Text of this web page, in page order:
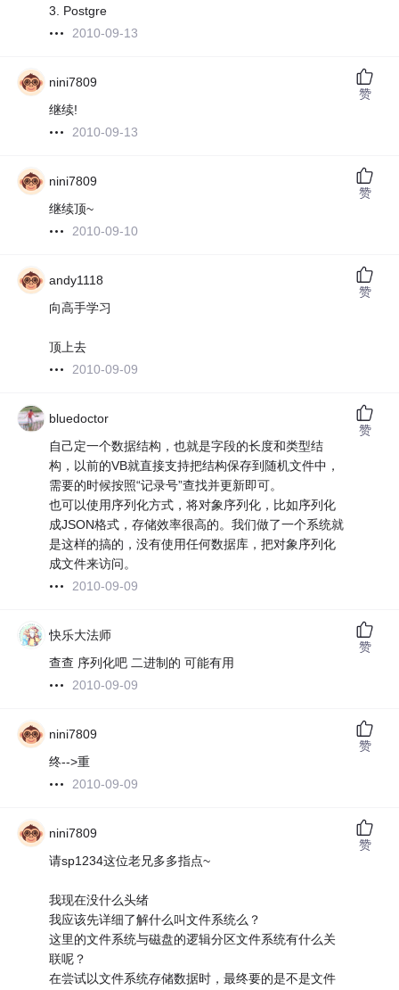
3. Postgre
2010-09-13
nini7809
继续!
2010-09-13
赞
nini7809
继续顶~
2010-09-10
赞
andy1118
向高手学习
顶上去
2010-09-09
赞
bluedoctor
自己定一个数据结构，也就是字段的长度和类型结
构，以前的VB就直接支持把结构保存到随机文件中，
需要的时候按照“记录号”查找并更新即可。
也可以使用序列化方式，将对象序列化，比如序列化
成JSON格式，存储效率很高的。我们做了一个系统就
是这样的搞的，没有使用任何数据库，把对象序列化
成文件来访问。
2010-09-09
赞
快乐大法师
查查 序列化吧 二进制的 可能有用
2010-09-09
赞
nini7809
终-->重
2010-09-09
赞
nini7809
请sp1234这位老兄多多指点~
我现在没什么头绪
我应该先详细了解什么叫文件系统么？
这里的文件系统与磁盘的逻辑分区文件系统有什么关
联呢？
在尝试以文件系统存储数据时，最终要的是不是文件
赞